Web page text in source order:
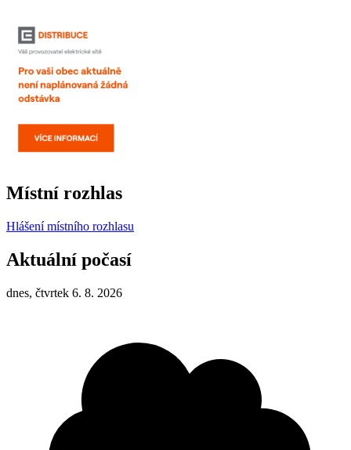
Místní rozhlas
Hlášení místního rozhlasu
Aktuální počasí
dnes, čtvrtek 6. 8. 2026